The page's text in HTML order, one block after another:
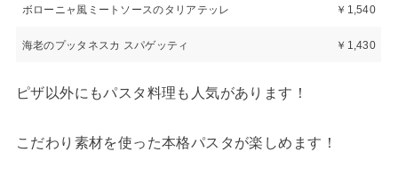
ボローニャ風ミートソースのタリアテッレ ￥1,540
海老のプッタネスカ スパゲッティ ￥1,430
ピザ以外にもパスタ料理も人気があります！
こだわり素材を使った本格パスタが楽しめます！